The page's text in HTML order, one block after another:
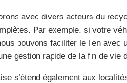
avec divers acteurs du
Par exemple, si votre
pouvons faciliter le lien avec
gestion rapide de la fin de vie
s’étend également aux